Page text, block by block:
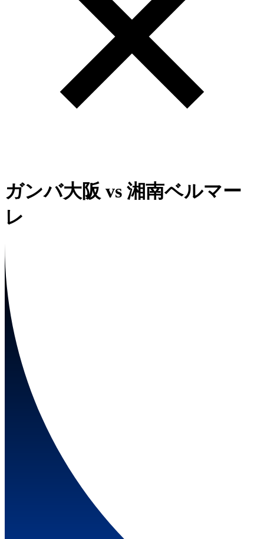
ガンバ大阪 vs 湘南ベルマー
レ